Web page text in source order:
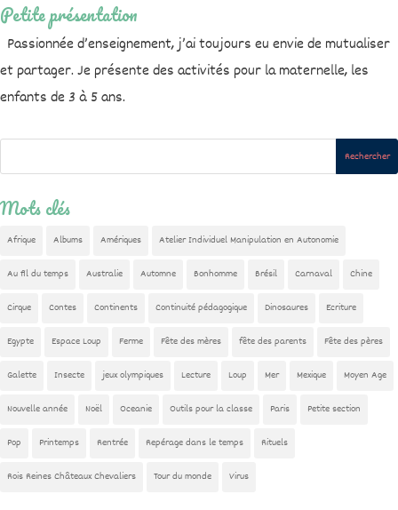
Petite présentation
Passionnée d’enseignement, j’ai toujours eu envie de mutualiser
et partager. Je présente des activités pour la maternelle, les
enfants de 3 à 5 ans.
Mots clés
Afrique Albums Amériques Atelier Individuel Manipulation en Autonomie
Au fil du temps Australie Automne Bonhomme Brésil Carnaval Chine
Cirque Contes Continents Continuité pédagogique Dinosaures Ecriture
Egypte Espace Loup Ferme Fête des mères fête des parents Fête des pères
Galette Insecte jeux olympiques Lecture Loup Mer Mexique Moyen Age
Nouvelle année Noël Oceanie Outils pour la classe Paris Petite section
Pop Printemps Rentrée Repérage dans le temps Rituels
Rois Reines Châteaux Chevaliers Tour du monde Virus